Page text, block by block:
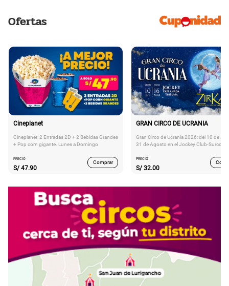
Ofertas
Cineplanet
Cineplanet: 2 Entradas 2D + 2 Bebidas Grandes
+ Pop corn gigante. Lunes a Domingo
PRECIO
S/ 47.90
Comprar
GRAN CIRCO DE UCRANIA
Gran Circo de Ucrania 2026: del 10 de
31 de Agosto en el Jockey Club-Surco
PRECIO
S/ 32.00